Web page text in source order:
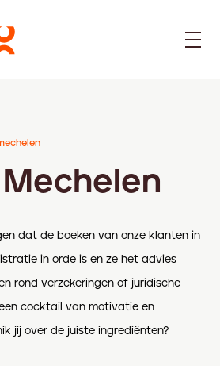
dat de boeken van onze klanten in
in orde is en ze het advies
rond verzekeringen of juridische
cocktail van motivatie en
jij over de juiste ingrediënten?